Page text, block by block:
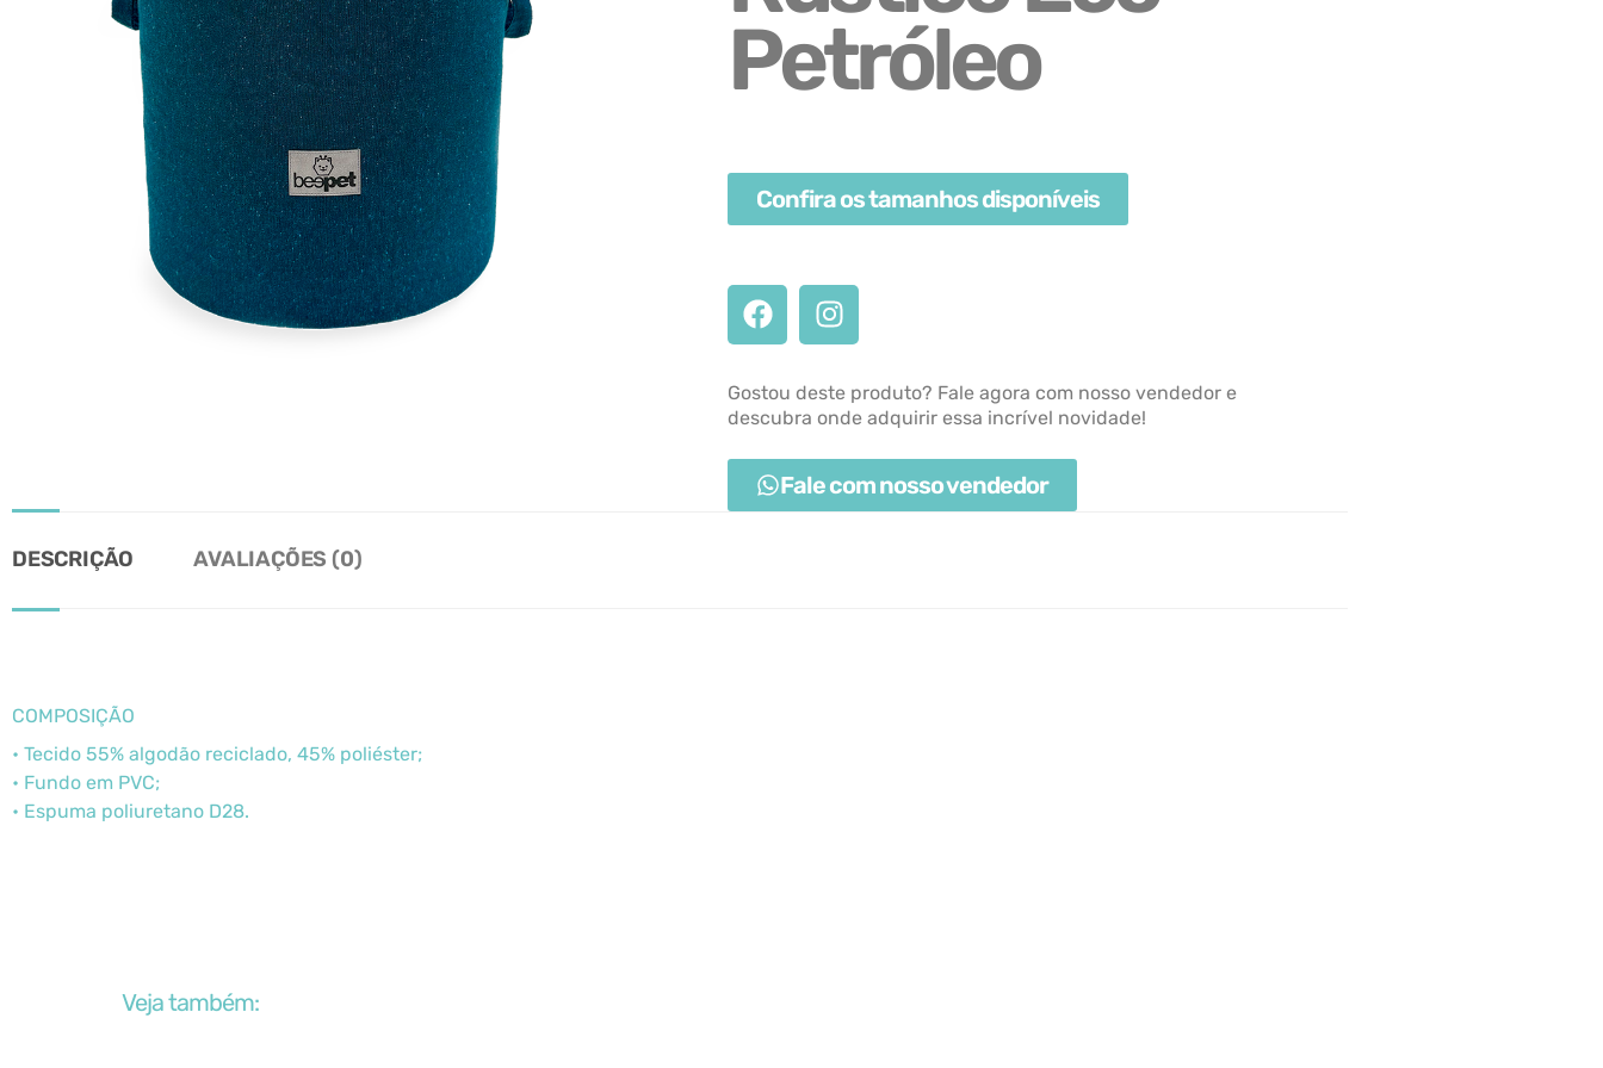
Petróleo
Confira os tamanhos disponíveis
Gostou deste produto? Fale agora com nosso vendedor e
descubra onde adquirir essa incrível novidade!
Fale com nosso vendedor
DESCRIÇÃO AVALIAÇÕES (0)
COMPOSIÇÃO
• Tecido 55% algodão reciclado, 45% poliéster;
• Fundo em PVC;
• Espuma poliuretano D28.
Veja também: